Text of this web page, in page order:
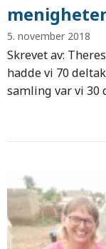
5. november 2018
Skrevet av:
hadde vi 70
samling var vi 30